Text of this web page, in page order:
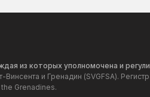
из которых уполномочена и
и Гренадин (SVGFSA).
Grenadines.